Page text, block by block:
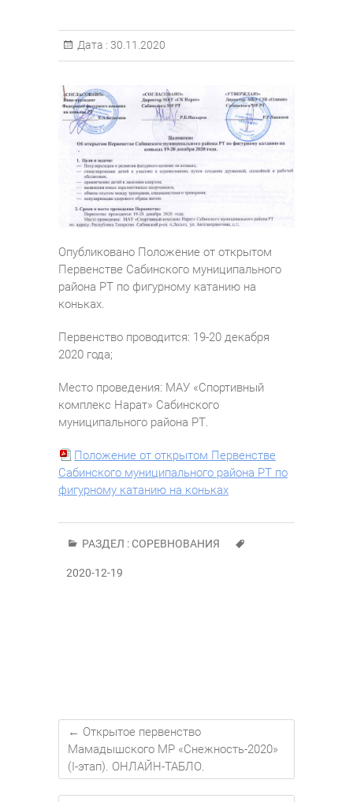
Дата : 30.11.2020
Опубликовано Положение от открытом
Первенстве Сабинского муниципального
района РТ по фигурному катанию на
коньках.
Первенство проводится: 19-20 декабря
2020 года;
Место проведения: МАУ «Спортивный
комплекс Нарат» Сабинского
муниципального района РТ.
Положение от открытом Первенстве
Сабинского муниципального района РТ по
фигурному катанию на коньках
РАЗДЕЛ :СОРЕВНОВАНИЯ
2020-12-19
← Открытое первенство
Мамадышского МР «Снежность-2020»
(I-этап). ОНЛАЙН-ТАБЛО.